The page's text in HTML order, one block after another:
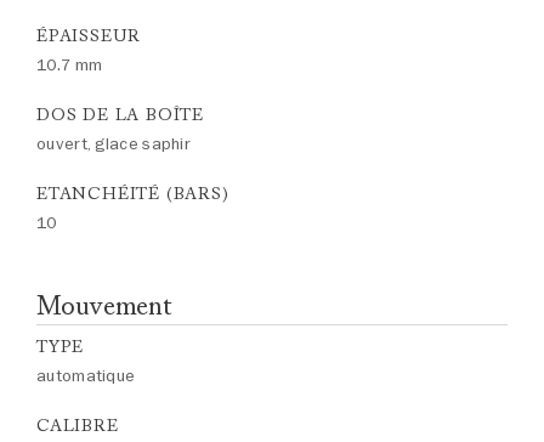
ÉPAISSEUR
10.7 mm
DOS DE LA BOÎTE
ouvert, glace saphir
ETANCHÉITÉ (BARS)
10
Mouvement
TYPE
automatique
CALIBRE